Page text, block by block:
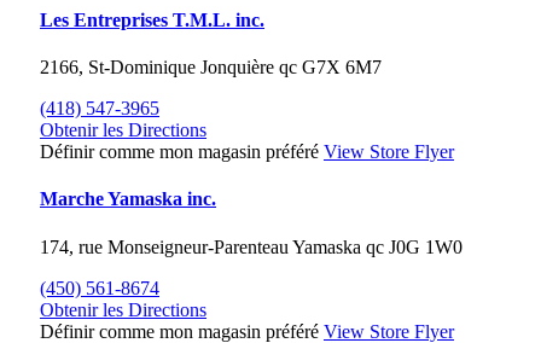
Les Entreprises T.M.L. inc.
2166, St-Dominique Jonquière qc G7X 6M7
(418) 547-3965
Obtenir les Directions
Définir comme mon magasin préféré View Store Flyer
Marche Yamaska inc.
174, rue Monseigneur-Parenteau Yamaska qc J0G 1W0
(450) 561-8674
Obtenir les Directions
Définir comme mon magasin préféré View Store Flyer